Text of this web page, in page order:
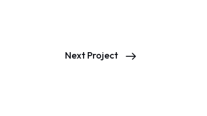
Next Project